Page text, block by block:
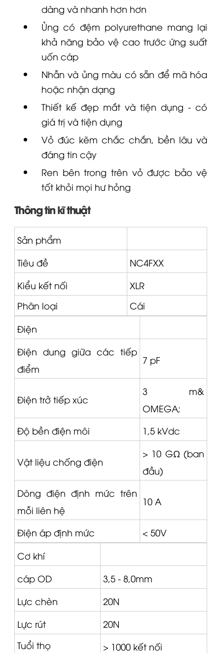
dàng và nhanh hơn hơn
Ủng có đệm polyurethane mang lại
khả năng bảo vệ cao trước ứng suất
uốn cáp
Nhẫn và ủng màu có sẵn để mã hóa
hoặc nhận dạng
Thiết kế đẹp mắt và tiện dụng - có
giá trị và tiện dụng
Vỏ đúc kẽm chắc chắn, bền lâu và
đáng tin cậy
Ren bên trong trên vỏ được bảo vệ
tốt khỏi mọi hư hỏng
Thông tin kĩ thuật
Sản phẩm
Tiêu đề
NC4FXX
Kiểu kết nối
XLR
Phân loại
Cái
Điện
Điện dung giữa các tiếp
điểm
7 pF
Điện trở tiếp xúc
3 m&
OMEGA;
Độ bền điện môi
1,5 kVdc
Vật liệu chống điện
> 10 GΩ (ban
đầu)
Dòng điện định mức trên
mỗi liên hệ
10 A
Điện áp định mức
< 50V
Cơ khí
cáp OD
3,5 - 8,0mm
Lực chèn
20N
Lực rút
20N
Tuổi thọ
> 1000 kết nối